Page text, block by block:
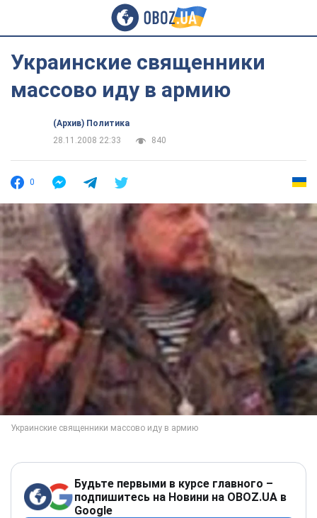
Украинские священники
массово иду в армию
(Архив) Политика
28.11.2008 22:33
840
0
Будьте первыми в курсе главного –
подпишитесь на Новини на OBOZ.UA в
Google